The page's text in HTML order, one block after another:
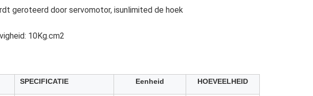
geroteerd door servomotor, isunlimited de hoek
10Kg.cm2
SPECIFICATIE Eenheid HOEVEELHEID